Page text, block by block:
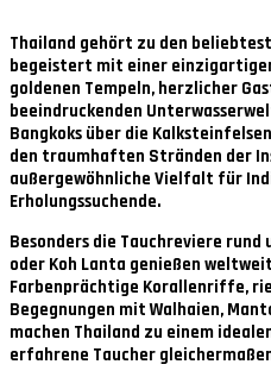
Thailand gehört zu den
begeistert mit einer
goldenen Tempeln, herzlicher
beeindruckenden
Bangkoks über die
den traumhaften Stränden der
außergewöhnliche Vielfalt für
Erholungssuchende.
Besonders die Tauchreviere rund
oder Koh Lanta genießen
Farbenprächtige Korallenriffe,
Begegnungen mit Walhaien,
machen Thailand zu einem
erfahrene Taucher